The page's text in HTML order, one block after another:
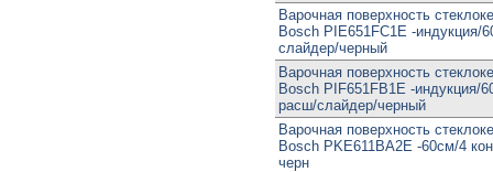
Варочная поверхность
Bosch PIE651FC1E -индукция/
слайдер/черный
Варочная поверхность
Bosch PIF651FB1E -индукция/
расш/слайдер/черный
Варочная поверхность
Bosch PKE611BA2E -60см/4
черн